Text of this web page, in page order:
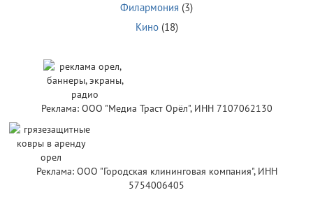
Филармония (3)
Кино(18)
Реклама: ООО "Медиа Траст Орёл", ИНН 7107062130
Реклама: ООО "Городская клининговая компания", ИНН
5754006405